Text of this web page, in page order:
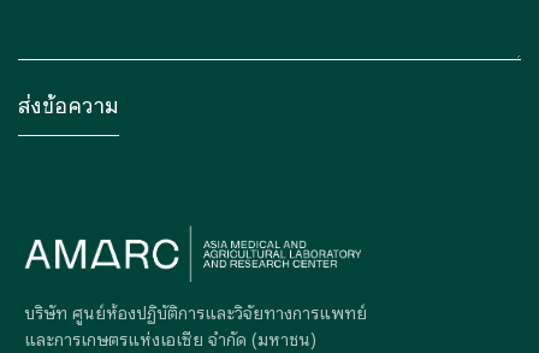
บริษัท ศูนย์ห้องปฏิบัติการและวิจัยทางการแพทย์
และการเกษตรแห่งเอเซีย จำกัด (มหาชน)